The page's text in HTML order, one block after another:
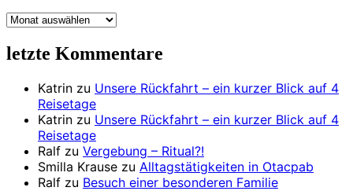
Archiv
letzte Kommentare
Katrin zu Unsere Rückfahrt – ein kurzer Blick auf 4
Reisetage
Katrin zu Unsere Rückfahrt – ein kurzer Blick auf 4
Reisetage
Ralf zu Vergebung – Ritual?!
Smilla Krause zu Alltagstätigkeiten in Otacpab
Ralf zu Besuch einer besonderen Familie